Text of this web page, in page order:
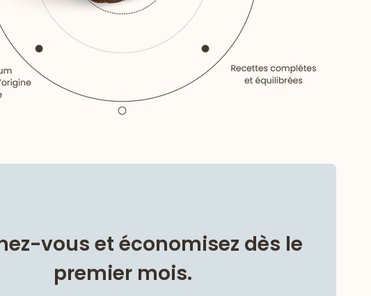
vous et économisez dès le
premier mois.